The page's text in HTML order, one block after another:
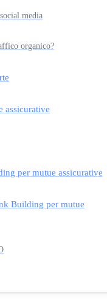
media
organico?
assicurative
per mutue assicurative
Building per mutue